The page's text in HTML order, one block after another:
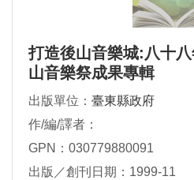
打造後山音樂城:八十
山音樂祭成果專輯
出版單位： 臺東縣政府
作/編/譯者：
GPN：030779880091
出版／創刊日期：1999-11